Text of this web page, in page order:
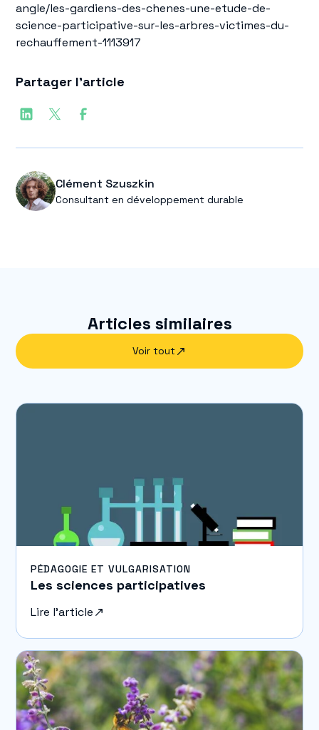
angle/les-gardiens-des-chenes-une-etude-de-
science-participative-sur-les-arbres-victimes-du-
rechauffement-1113917
Partager l'article
Clément Szuszkin
Consultant en développement durable
Articles similaires
Voir tout
PÉDAGOGIE ET VULGARISATION
Les sciences participatives
Lire l'article